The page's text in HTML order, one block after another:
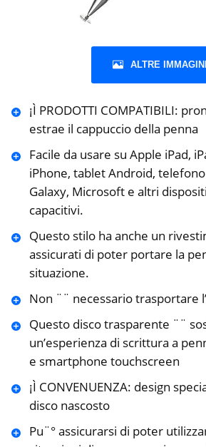
ALTRE IMMAGINI
¡Ì PRODOTTI COMPATIBILI:
estrae il cappuccio della penna
Facile da usare su Apple iPad,
iPhone, tablet Android,
Galaxy, Microsoft e altri
capacitivi.
Questo stilo ha anche un
assicurati di poter portare la
situazione.
Non ¨¨ necessario trasportare
Questo disco trasparente ¨¨
un’esperienza di scrittura a
e smartphone touchscreen
¡Ì CONVENUENZA: design
disco nascosto
Pu¨° assicurarsi di poter